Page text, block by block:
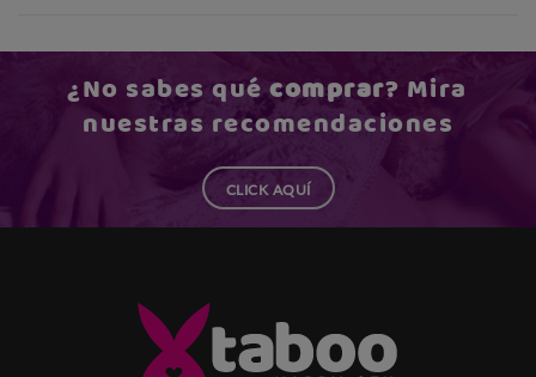
¿No sabes quécomprar? Mira
nuestras recomendaciones
CLICK AQUÍ